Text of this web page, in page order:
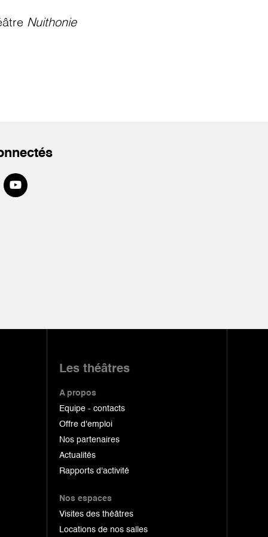
Nuithonie
Les théâtres
A propos
Equipe - contacts
Offre d'emploi
Nos partenaires
Actualités
Rapports d'activité
Nos espaces
Visites des théâtres
Locations de nos salles